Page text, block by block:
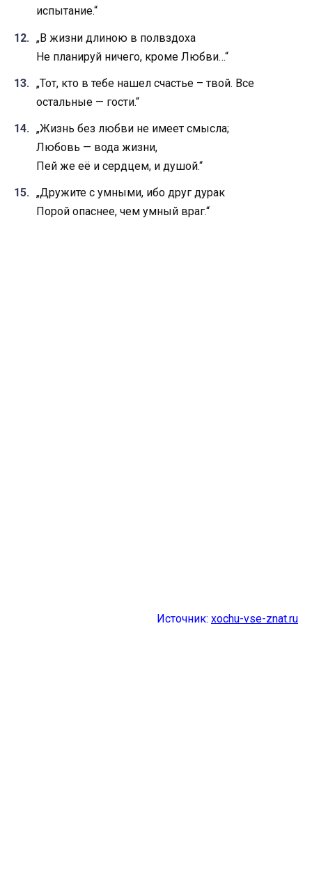
испытание.“
„В жизни длиною в полвздоха
Не планируй ничего, кроме Любви…“
„Тот, кто в тебе нашел счастье – твой. Все
остальные — гости.“
„Жизнь без любви не имеет смысла;
Любовь — вода жизни,
Пей же её и сердцем, и душой.“
„Дружите с умными, ибо друг дурак
Порой опаснее, чем умный враг.“
Источник: xochu-vse-znat.ru